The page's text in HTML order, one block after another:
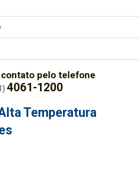
pelo telefone
4061-1200
Temperatura